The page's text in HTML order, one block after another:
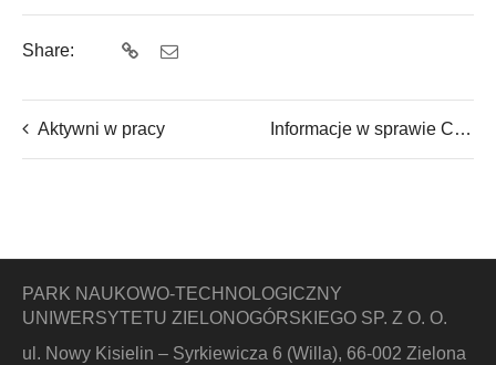
Share:
Aktywni w pracy Informacje w sprawie COVID-19
PARK NAUKOWO-TECHNOLOGICZNY
UNIWERSYTETU ZIELONOGÓRSKIEGO SP. Z O. O.
ul. Nowy Kisielin – Syrkiewicza 6 (Willa), 66-002 Zielona